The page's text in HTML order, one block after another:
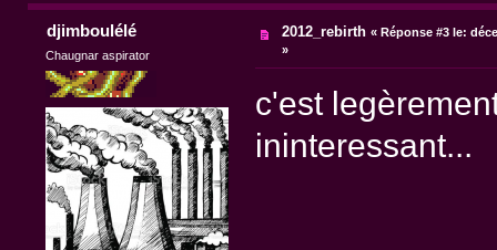
djimboulélé
Chaugnar aspirator
2012_rebirth « Réponse #3 le:
»
c'est
ininteressant...